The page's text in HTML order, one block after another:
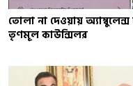
তোলা না দেওয়ায়
তৃণমূল কাউন্সিলর